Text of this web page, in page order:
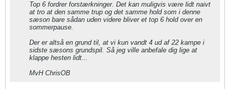
Top 6 fordrer forstærkninger. Det kan muligvis være lidt naivt
at tro at den samme trup og det samme hold som i denne
sæson bare sådan uden videre bliver et top 6 hold over en
sommerpause.
Der er altså en grund til, at vi kun vandt 4 ud af 22 kampe i
sidste sæsons grundspil. Så jeg ville anbefale dig lige at
klappe hesten lidt...
MvH ChrisOB